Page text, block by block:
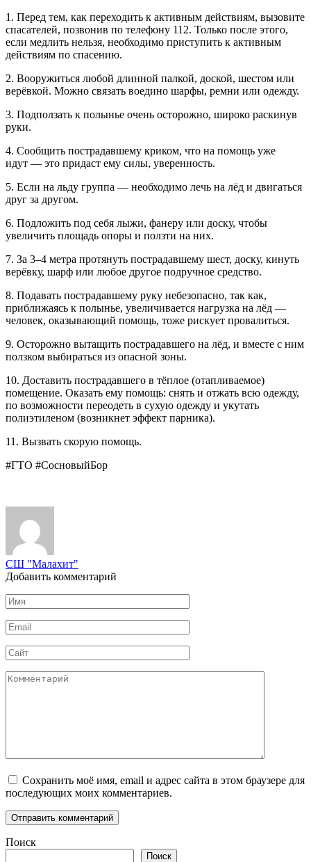
1. Перед тем, как переходить к активным действиям, вызовите
спасателей, позвонив по телефону 112. Только после этого,
если медлить нельзя, необходимо приступить к активным
действиям по спасению.
2. Вооружиться любой длинной палкой, доской, шестом или
верёвкой. Можно связать воедино шарфы, ремни или одежду.
3. Подползать к полынье очень осторожно, широко раскинув
руки.
4. Сообщить пострадавшему криком, что на помощь уже
идут — это придаст ему силы, уверенность.
5. Если на льду группа — необходимо лечь на лёд и двигаться
друг за другом.
6. Подложить под себя лыжи, фанеру или доску, чтобы
увеличить площадь опоры и ползти на них.
7. За 3–4 метра протянуть пострадавшему шест, доску, кинуть
верёвку, шарф или любое другое подручное средство.
8. Подавать пострадавшему руку небезопасно, так как,
приближаясь к полынье, увеличивается нагрузка на лёд —
человек, оказывающий помощь, тоже рискует провалиться.
9. Осторожно вытащить пострадавшего на лёд, и вместе с ним
ползком выбираться из опасной зоны.
10. Доставить пострадавшего в тёплое (отапливаемое)
помещение. Оказать ему помощь: снять и отжать всю одежду,
по возможности переодеть в сухую одежду и укутать
полиэтиленом (возникнет эффект парника).
11. Вызвать скорую помощь.
#ГТО #СосновыйБор
СШ "Малахит"
Добавить комментарий
Имя
*
Email
*
Сайт
Комментарий
Сохранить моё имя, email и адрес сайта в этом браузере для
последующих моих комментариев.
Поиск
Поиск